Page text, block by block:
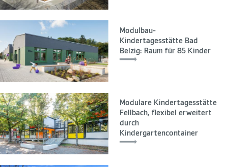
Modulbau-
Kindertagesstätte Bad
Belzig: Raum für 85 Kinder
Modulare Kindertagesstätte
Fellbach, flexibel erweitert
durch
Kindergartencontainer